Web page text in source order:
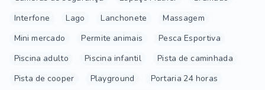
Interfone
Lago Lanchonete
Massagem
Mini mercado
Permite animais
Pesca Esportiva
Piscina adulto
Piscina infantil
Pista de caminhada
Pista de cooper
Playground
Portaria 24 horas